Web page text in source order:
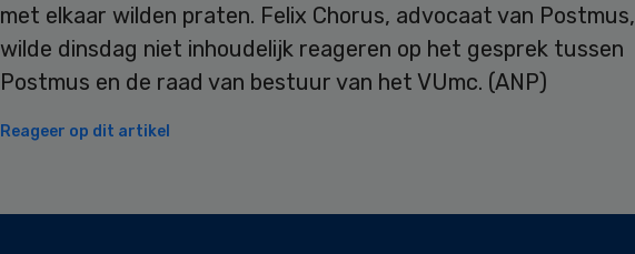
met elkaar wilden praten. Felix Chorus, advocaat van Postmus,
wilde dinsdag niet inhoudelijk reageren op het gesprek tussen
Postmus en de raad van bestuur van het VUmc. (ANP)
Reageer op dit artikel